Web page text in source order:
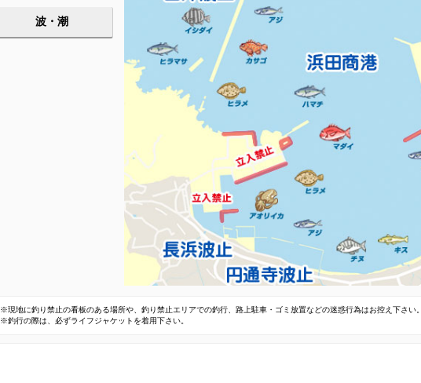
波・潮
※現地に釣り禁止の看板のある場所や、釣り禁止エリアでの釣行、路上駐車・ゴミ放置などの迷惑行為はお控え下さい。
※釣行の際は、必ずライフジャケットを着用下さい。